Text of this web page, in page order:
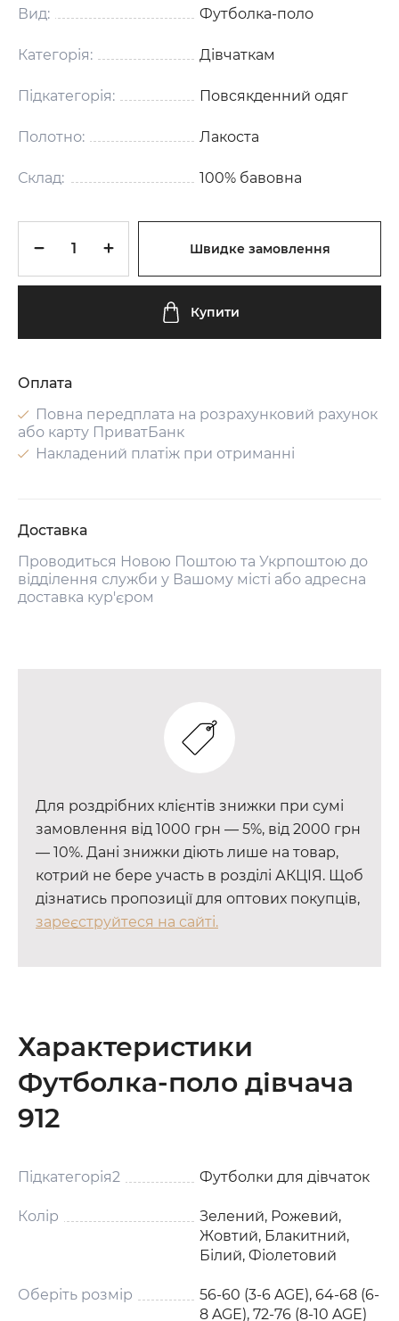
Вид: Футболка-поло
Категорія: Дівчаткам
Підкатегорія: Повсякденний одяг
Полотно: Лакоста
Склад: 100% бавовна
Швидке замовлення
Купити
Оплата
Повна передплата на розрахунковий рахунок
або карту ПриватБанк
Накладений платіж при отриманні
Доставка
Проводиться Новою Поштою та Укрпоштою до
відділення служби у Вашому місті або адресна
доставка кур'єром
Для роздрібних клієнтів знижки при сумі
замовлення від 1000 грн — 5%, від 2000 грн
— 10%. Дані знижки діють лише на товар,
котрий не бере участь в розділі АКЦІЯ. Щоб
дізнатись пропозиції для оптових покупців,
зареєструйтеся на сайті.
Характеристики
Футболка-поло дівчача
912
Підкатегорія2 Футболки для дівчаток
Колір
Зелений, Рожевий,
Жовтий, Блакитний,
Білий, Фіолетовий
Оберіть розмір
56-60 (3-6 AGE), 64-68 (6-
8 AGE), 72-76 (8-10 AGE)